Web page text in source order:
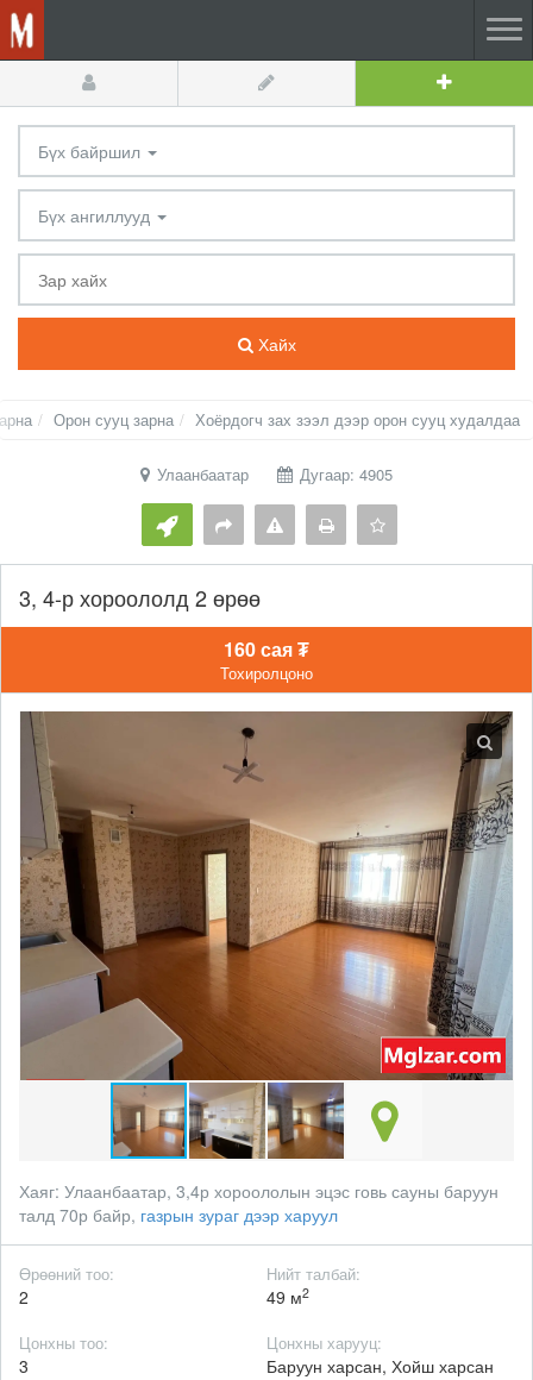
Бүх байршил
Бүх ангиллууд
Хайх
Орон сууц зарна Хоёрдогч зах зээл дээр орон сууц худалдаа
Улаанбаатар Дугаар: 4905
3, 4-р хороололд 2 өрөө
160 сая ₮
Тохиролцоно
Хаяг: Улаанбаатар, 3,4р хороололын эцэс говь сауны баруун
талд 70р байр, газрын зураг дээр харуул
Өрөөний тоо:
2
Нийт талбай:
49 м2
Цонхны тоо:
3
Цонхны харууц:
Баруун харсан, Хойш харсан